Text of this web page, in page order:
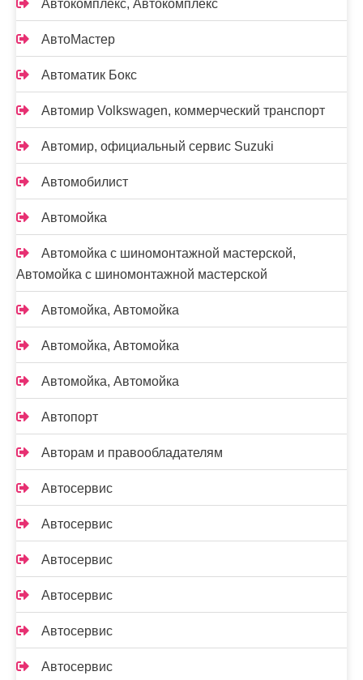
Автокомплекс, Автокомплекс
АвтоМастер
Автоматик Бокс
Автомир Volkswagen, коммерческий транспорт
Автомир, официальный сервис Suzuki
Автомобилист
Автомойка
Автомойка с шиномонтажной мастерской,
Автомойка с шиномонтажной мастерской
Автомойка, Автомойка
Автомойка, Автомойка
Автомойка, Автомойка
Автопорт
Авторам и правообладателям
Автосервис
Автосервис
Автосервис
Автосервис
Автосервис
Автосервис